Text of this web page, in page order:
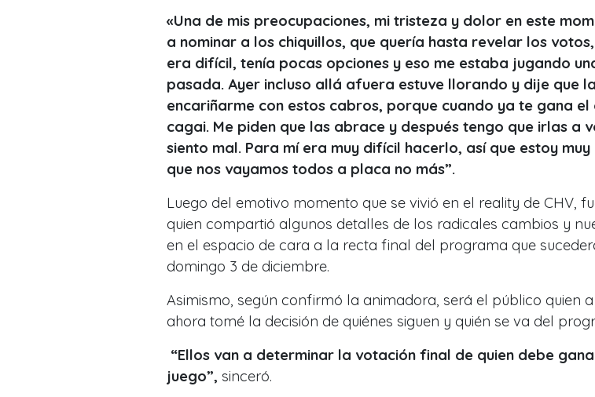
«Una de mis preocupaciones, mi tristeza y dolor en este
a nominar a los chiquillos, que quería hasta revelar los
era difícil, tenía pocas opciones y eso me estaba jugando
pasada. Ayer incluso allá afuera estuve llorando y dije que
encariñarme con estos cabros, porque cuando ya te gana el
cagai. Me piden que las abrace y después tengo que irlas a
siento mal. Para mí era muy difícil hacerlo, así que estoy
que nos vayamos todos a placa no más”.
Luego del emotivo momento que se vivió en el reality de CHV,
quien compartió algunos detalles de los radicales cambios y
en el espacio de cara a la recta final del programa que
domingo 3 de diciembre.
Asimismo, según confirmó la animadora, será el público quien
ahora tomé la decisión de quiénes siguen y quién se va del
“Ellos van a determinar la votación final de quien debe
juego”, sinceró.